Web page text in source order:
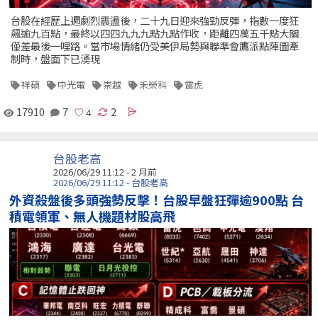
台股在經歷上週劇烈震盪後，二十九日迎來強勁反彈，指數一度狂
飆逾九百點，最終以四四九九九點九點作收，距離四萬五千點大關
僅差最後一哩路。當市場情緒仍受美伊局勢與聯準會鷹派點陣圖牽
制時，盤面下已湧現
祥碩 中光電 崇越 禾榮科 雷虎
17910 7 2
台股老高
2026/06/29 11:12 - 2 月前
2026/06/29 11:12 - 台股老高
外資殺盤後多頭強勢反擊！台股早盤狂彈逾900點 台
積電領軍、無人機題材股高飛